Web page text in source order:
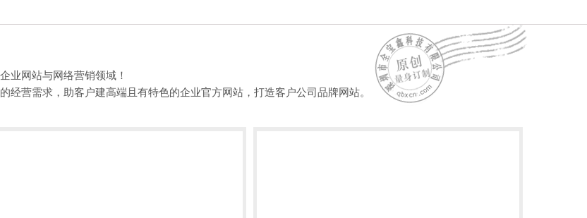
业网站与网络营销领域！
经营需求，助客户建高端且有特色的企业官方网站，打造客户公司品牌网站。